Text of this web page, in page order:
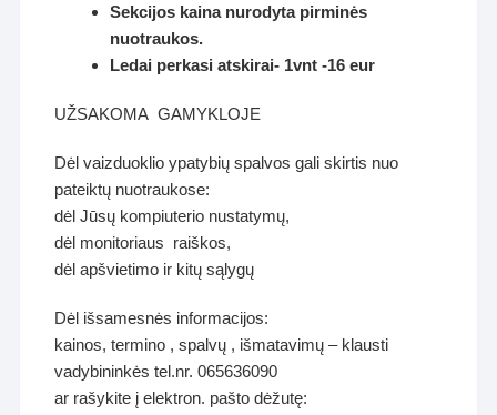
Sekcijos kaina nurodyta pirminės
nuotraukos.
Ledai perkasi atskirai- 1vnt -16 eur
UŽSAKOMA GAMYKLOJE
Dėl vaizduoklio ypatybių spalvos gali skirtis nuo
pateiktų nuotraukose:
dėl Jūsų kompiuterio nustatymų,
dėl monitoriaus raiškos,
dėl apšvietimo ir kitų sąlygų
Dėl išsamesnės informacijos:
kainos, termino , spalvų , išmatavimų – klausti
vadybininkės tel.nr. 065636090
ar rašykite į elektron. pašto dėžutę: